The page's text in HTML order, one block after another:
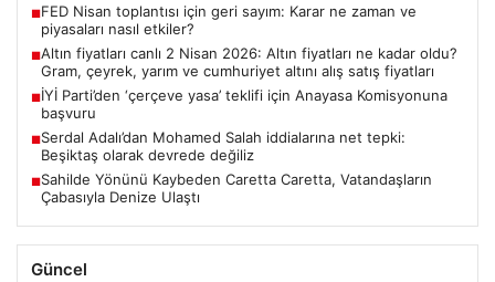
■FED Nisan toplantısı için geri sayım: Karar ne zaman ve
piyasaları nasıl etkiler?
■Altın fiyatları canlı 2 Nisan 2026: Altın fiyatları ne kadar oldu?
Gram, çeyrek, yarım ve cumhuriyet altını alış satış fiyatları
■İYİ Parti’den ‘çerçeve yasa’ teklifi için Anayasa Komisyonuna
başvuru
■Serdal Adalı’dan Mohamed Salah iddialarına net tepki:
Beşiktaş olarak devrede değiliz
■Sahilde Yönünü Kaybeden Caretta Caretta, Vatandaşların
Çabasıyla Denize Ulaştı
Güncel